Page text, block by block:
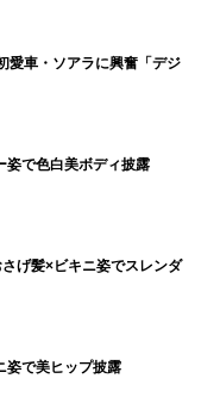
愛車・ソアラに興奮「デジ
姿で色白美ボディ披露
げ髪×ビキニ姿でスレンダ
姿で美ヒップ披露